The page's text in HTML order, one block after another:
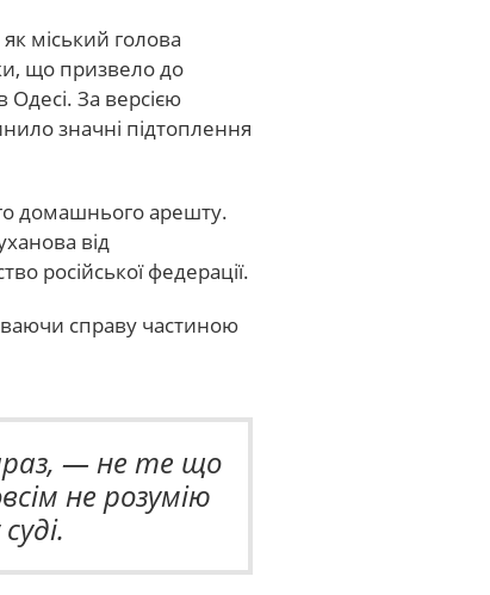
міський голова
що призвело до
Одесі. За версією
значні підтоплення
домашнього арешту.
від
російської федерації.
справу частиною
— не те що
не розумію